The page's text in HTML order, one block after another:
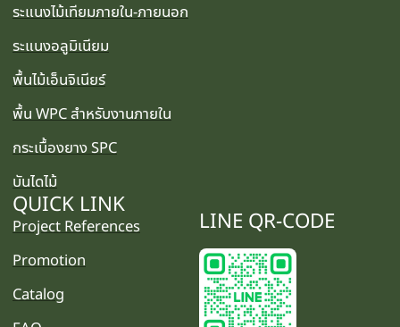
ระแนงไม้เทียมภายใน-ภายนอก
ระแนงอลูมิเนียม
พื้นไม้เอ็นจิเนียร์
พื้น WPC สำหรับงานภายใน
กระเบื้องยาง SPC
บันไดไม้
QUICK LINK
Project References
Promotion
Catalog
LINE QR-CODE